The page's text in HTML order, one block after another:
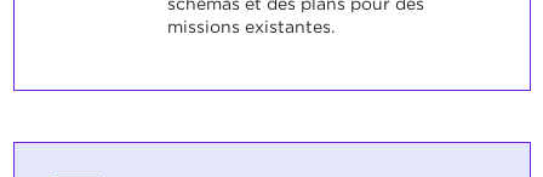
missions existantes.